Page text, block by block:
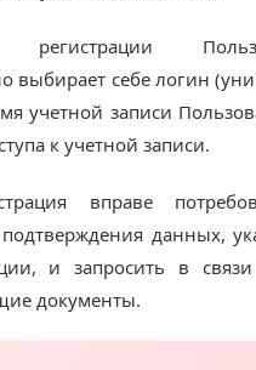
выбирает себе логин
учетной записи
к учетной записи.
вправе
подтверждения данных,
и запросить в
документы.